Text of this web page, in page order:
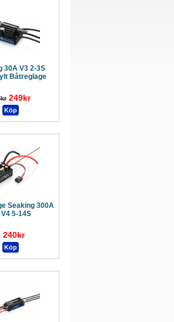
30A V3 2-3S
Båtreglage
249kr
Seaking 300A
V4 5-14S
240kr